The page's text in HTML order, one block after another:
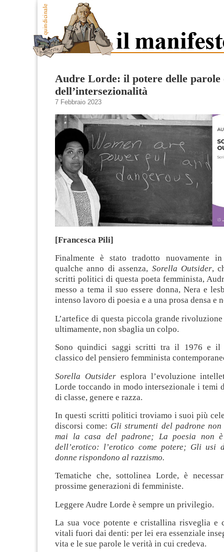
Audre Lorde: il potere delle parole
dell’intersezionalità
7 Febbraio 2023
[Francesca Pili]
Finalmente è stato tradotto nuovamente
qualche anno di assenza, Sorella Outsider,
scritti politici di questa poeta femminista,
messo a tema il suo essere donna, Nera e
intenso lavoro di poesia e a una prosa densa e
L’artefice di questa piccola grande
ultimamente, non sbaglia un colpo.
Sono quindici saggi scritti tra il 1976 e il
classico del pensiero femminista
Sorella Outsider esplora l’evoluzione
Lorde toccando in modo intersezionale i temi
di classe, genere e razza.
In questi scritti politici troviamo i suoi più
discorsi come: Gli strumenti del padrone non
mai la casa del padrone; La poesia non
dell’erotico: l’erotico come potere; Gli usi
donne rispondono al razzismo.
Tematiche che, sottolinea Lorde, è
prossime generazioni di femministe.
Leggere Audre Lorde è sempre un privilegio.
La sua voce potente e cristallina risveglia e
vitali fuori dai denti: per lei era essenziale
vita e le sue parole le verità in cui credeva.